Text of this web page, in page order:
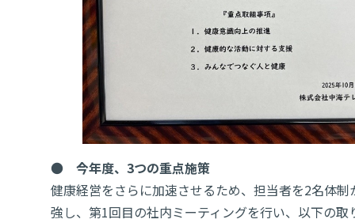
● 今年度、3つの重点施策
健康経営をさらに加速させるため、担当者を2名体制
強し、第1回目の社内ミーティングを行い、以下の取